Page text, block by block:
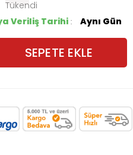
Veriliş Tarihi : Aynı Gün